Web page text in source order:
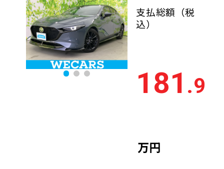
支払総額 （税
込）
181 .9
万円